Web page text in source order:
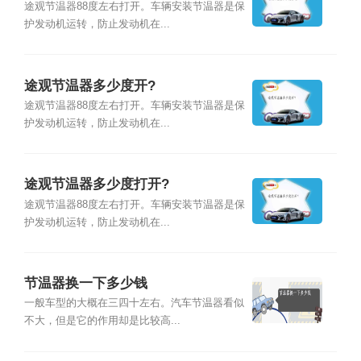
途观节温器88度左右打开。车辆安装节温器是保
护发动机运转，防止发动机在...
途观节温器多少度开?
途观节温器88度左右打开。车辆安装节温器是保
护发动机运转，防止发动机在...
途观节温器多少度打开?
途观节温器88度左右打开。车辆安装节温器是保
护发动机运转，防止发动机在...
节温器换一下多少钱
一般车型的大概在三四十左右。汽车节温器看似
不大，但是它的作用却是比较高...